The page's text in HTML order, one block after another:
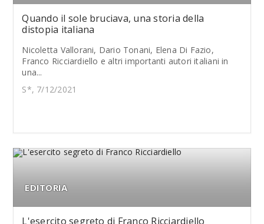
Quando il sole bruciava, una storia della
distopia italiana
Nicoletta Vallorani, Dario Tonani, Elena Di Fazio,
Franco Ricciardiello e altri importanti autori italiani in
una...
S*, 7/12/2021
EDITORIA
L'esercito segreto di Franco Ricciardiello